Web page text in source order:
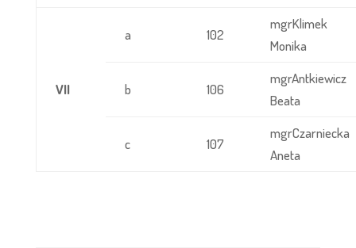
VII
a 102
mgrKlimek
Monika
b 106
mgrAntkiewicz
Beata
c 107
mgrCzarniecka
Aneta